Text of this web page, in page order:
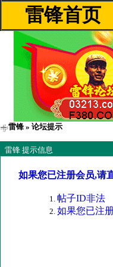
雷锋首页
雷锋 » 论坛提示
雷锋 提示信息
如果您已注册会员,请
帖子ID非法
如果您已注